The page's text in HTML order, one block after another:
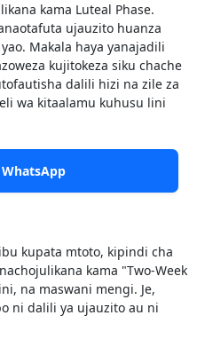
kama Luteal Phase.
ujauzito huanza
Makala haya yanajadili
kujitokeza siku chache
dalili hizi na zile za
wa kitaalamu kuhusu lini
kupata mtoto, kipindi cha
kama "Two-Week
na maswani mengi. Je,
ni dalili ya ujauzito au ni